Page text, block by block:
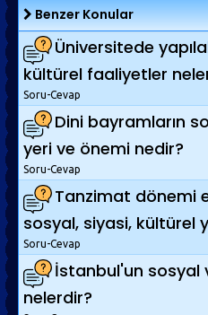
Benzer Konular
Üniversitede
kültürel faaliyetler
Soru-Cevap
Dini bayramların
yeri ve önemi nedir?
Soru-Cevap
Tanzimat dönemi
sosyal, siyasi, kültürel
Soru-Cevap
İstanbul'un sosyal
nelerdir?